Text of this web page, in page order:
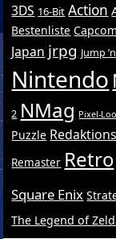
3DS 16-Bit Action
Bestenliste Capcom
Japan jrpg Jump
Nintendo
2 NMag Pixel-
Puzzle
Remaster Retro
Square Enix
The Legend of